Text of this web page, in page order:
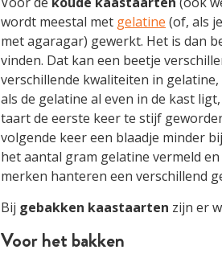
wordt meestal met gelatine (of, als
met agaragar) gewerkt. Het is dan
vinden. Dat kan een beetje
verschillende kwaliteiten in
als de gelatine al even in de kast
taart de eerste keer te stijf
volgende keer een blaadje minder
het aantal gram gelatine vermeld
merken hanteren een verschillend
Bij gebakken kaastaarten zijn er
Voor het bakken